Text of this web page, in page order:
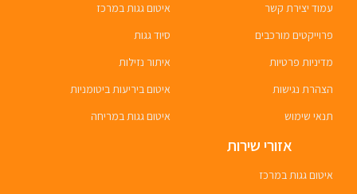
עמוד יצירת קשר
פרוייקטים מורכבים
מדיניות פרטיות
הצהרת נגישות
תנאי שימוש
איטום גגות במרכז
סיוד גגות
איתור נזילות
איטום ביריעות ביטומניות
איטום גגות במריחה
אזורי שירות
איטום גגות במרכז